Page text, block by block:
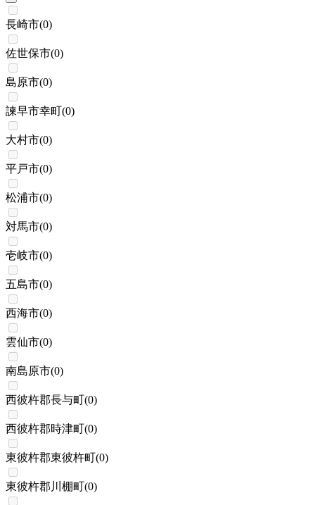
長崎市(0)
佐世保市(0)
島原市(0)
諫早市幸町(0)
大村市(0)
平戸市(0)
松浦市(0)
対馬市(0)
壱岐市(0)
五島市(0)
西海市(0)
雲仙市(0)
南島原市(0)
西彼杵郡長与町(0)
西彼杵郡時津町(0)
東彼杵郡東彼杵町(0)
東彼杵郡川棚町(0)